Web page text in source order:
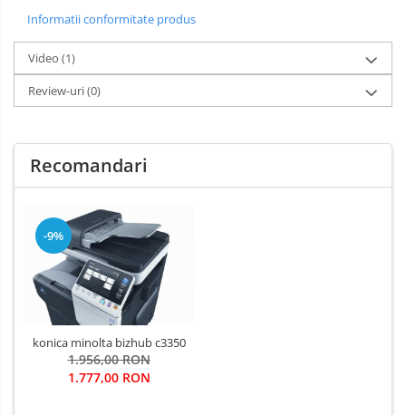
Informatii conformitate produs
Video (1)
Review-uri(0)
Recomandari
-9%
konica minolta bizhub c3350
1.956,00 RON
1.777,00 RON